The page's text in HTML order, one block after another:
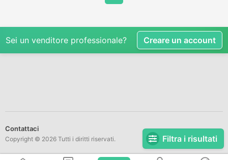
Filtra i risultati
Sei un venditore professionale? Creare un account
Contattaci
Copyright © 2026 Tutti i diritti riservati.